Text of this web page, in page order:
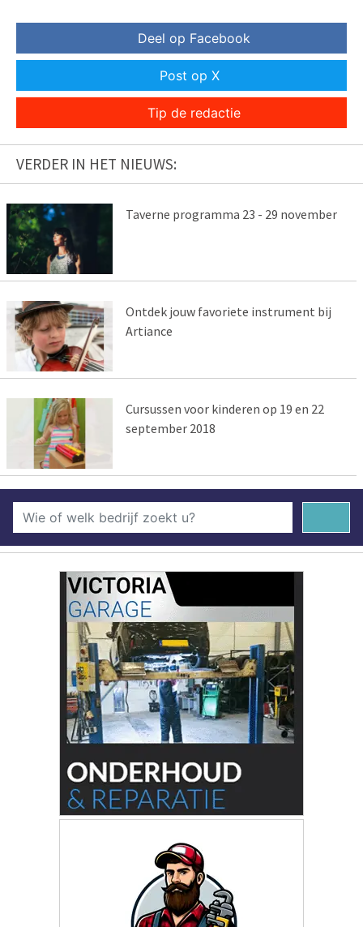
Deel op Facebook
Post op X
Tip de redactie
VERDER IN HET NIEUWS:
Taverne programma 23 - 29 november
Ontdek jouw favoriete instrument bij
Artiance
Cursussen voor kinderen op 19 en 22
september 2018